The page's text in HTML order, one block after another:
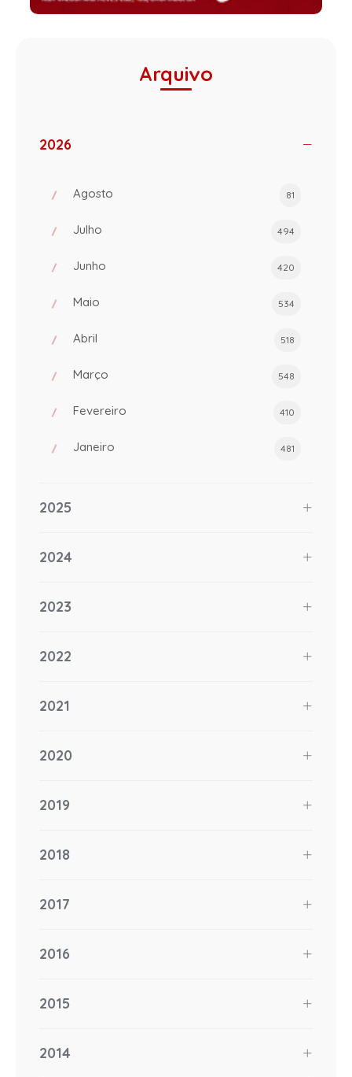
Arquivo
2026
Agosto 81
Julho 494
Junho 420
Maio 534
Abril 518
Março 548
Fevereiro 410
Janeiro 481
2025
2024
2023
2022
2021
2020
2019
2018
2017
2016
2015
2014